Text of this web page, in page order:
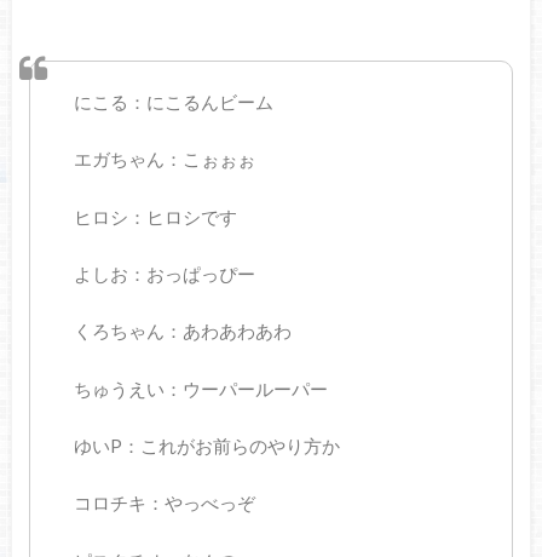
にこる：にこるんビーム
エガちゃん：こぉぉぉ
ヒロシ：ヒロシです
よしお：おっぱっぴー
くろちゃん：あわあわあわ
ちゅうえい：ウーパールーパー
ゆいP：これがお前らのやり方か
コロチキ：やっべっぞ